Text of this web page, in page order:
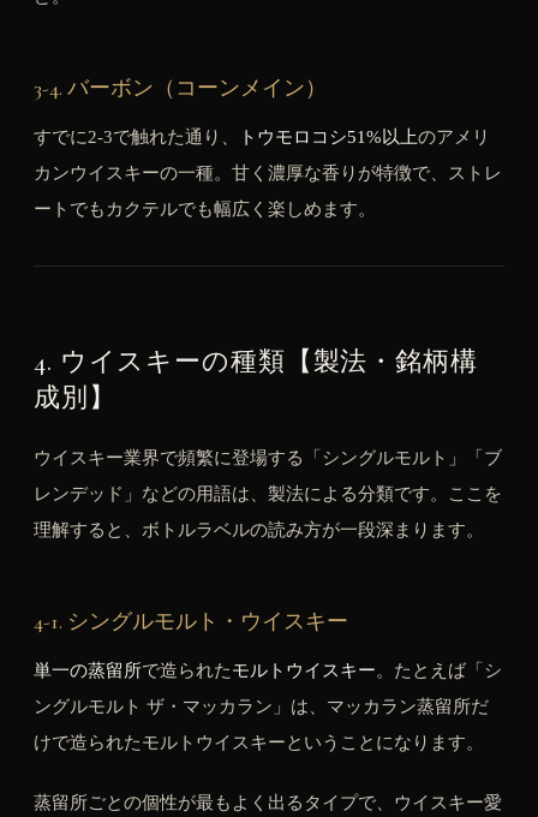
3-4. バーボン（コーンメイン）
すでに2-3で触れた通り、 トウモロコシ51%以上のアメリ
カンウイスキーの一種。甘く濃厚な香りが特徴で、ストレ
ートでもカクテルでも幅広く楽しめます。
4. ウイスキーの種類【製法・銘柄構
成別】
ウイスキー業界で頻繁に登場する「シングルモルト」「ブ
レンデッド」などの用語は、製法による分類です。ここを
理解すると、ボトルラベルの読み方が一段深まります。
4-1. シングルモルト・ウイスキー
単一の蒸留所で造られたモルトウイスキー。たとえば「シ
ングルモルト ザ・マッカラン」は、マッカラン蒸留所だ
けで造られたモルトウイスキーということになります。
蒸留所ごとの個性が最もよく出るタイプで、ウイスキー愛